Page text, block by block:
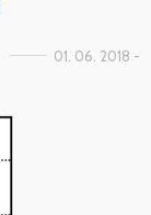
01. 06. 2018 -